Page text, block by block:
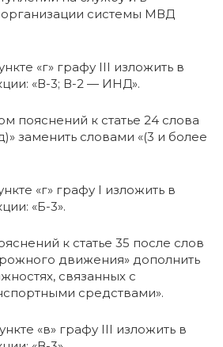
системы МВД
«г» графу III изложить в
«В-3; В-2 — ИНД».
пояснений к статье 24 слова
заменить словами «(3 и более
«г» графу I изложить в
«Б-3».
к статье 35 после слов
движения» дополнить
связанных с
средствами».
«в» графу III изложить в